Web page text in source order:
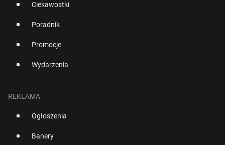
Ciekawostki
Poradnik
Promocje
Wydarzenia
REKLAMA
Ogłoszenia
Banery